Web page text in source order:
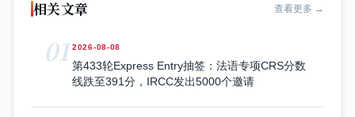
相关文章 查看更多 →
01 2026-08-08
第433轮Express Entry抽签：法语专项CRS分数
线跌至391分，IRCC发出5000个邀请